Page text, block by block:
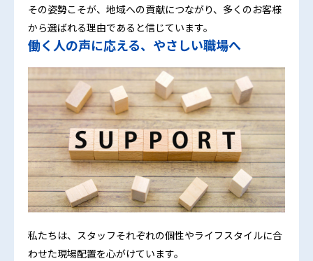
その姿勢こそが、地域への貢献につながり、多くのお客様
から選ばれる理由であると信じています。
働く人の声に応える、やさしい職場へ
私たちは、スタッフそれぞれの個性やライフスタイルに合
わせた現場配置を心がけています。